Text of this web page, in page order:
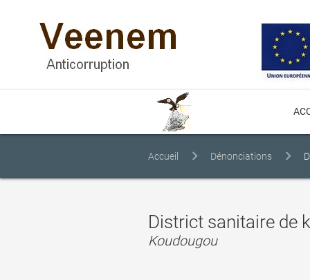
Accueil Dénonciations
District sanitaire de
Koudougou